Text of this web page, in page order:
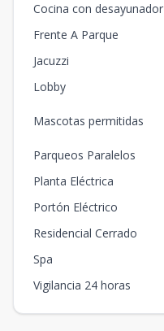
Cocina con desayunador
Frente A Parque
Jacuzzi
Lobby
Mascotas permitidas
Parqueos Paralelos
Planta Eléctrica
Portón Eléctrico
Residencial Cerrado
Spa
Vigilancia 24 horas